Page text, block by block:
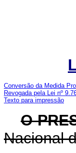
Conversão da Medida
Revogada pela Lei nº
Texto para impressão
O
Nacional